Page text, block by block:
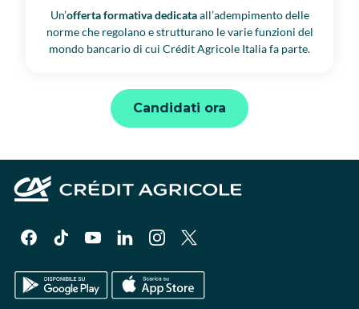
Un’offerta formativa dedicataall’adempimento delle
norme che regolano e strutturano le varie funzioni del
mondo bancario di cui Crédit Agricole Italia fa parte.
Candidati ora